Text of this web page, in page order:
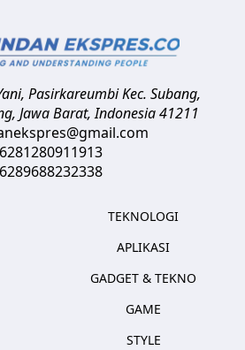
Pasirkareumbi Kec. Subang,
Jawa Barat,Indonesia41211
TEKNOLOGI
APLIKASI
GADGET & TEKNO
GAME
STYLE